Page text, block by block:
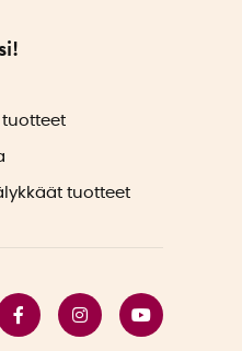
tuotteet
tuotteet